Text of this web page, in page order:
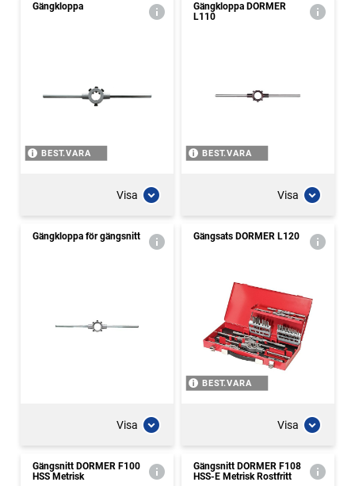
Gängkloppa
BEST.VARA
Visa
Gängkloppa DORMER
L110
BEST.VARA
Visa
Gängkloppa för gängsnitt
Visa
Gängsats DORMER L120
BEST.VARA
Visa
Gängsnitt DORMER F100
HSS Metrisk
Gängsnitt DORMER F108
HSS-E Metrisk Rostfritt